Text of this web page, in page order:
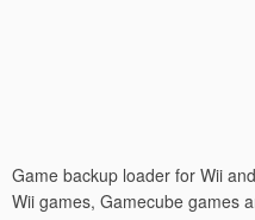
Game backup loader for Wii
Wii games, Gamecube games